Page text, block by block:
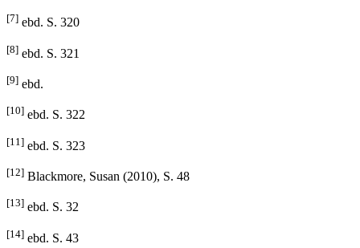
[7] ebd. S. 320
[8] ebd. S. 321
[9] ebd.
[10] ebd. S. 322
[11] ebd. S. 323
[12] Blackmore, Susan (2010), S. 48
[13] ebd. S. 32
[14] ebd. S. 43